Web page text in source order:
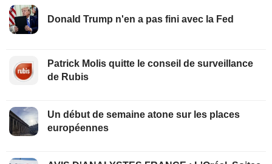
Donald Trump n'en a pas fini avec la Fed
Patrick Molis quitte le conseil de surveillance
de Rubis
Un début de semaine atone sur les places
européennes